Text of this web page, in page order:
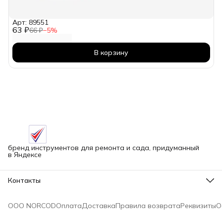
63 ₽66 ₽−5%
Арт: 89551
В корзину
бренд инструментов для ремонта и сада, придуманный
в Яндексе
Контакты
Телефон
ООО NORCODОплатаДоставкаПравила возвратаРеквизиты